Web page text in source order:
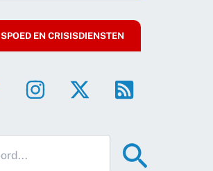
SPOED EN CRISISDIENSTEN